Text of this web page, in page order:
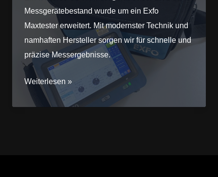
Messgerätebestand wurde um ein Exfo
Maxtester erweitert. Mit modernster Technik und
namhaften Hersteller sorgen wir für schnelle und
präzise Messergebnisse.
Erweiterung
LWL
Messgeräte
Weiterlesen »